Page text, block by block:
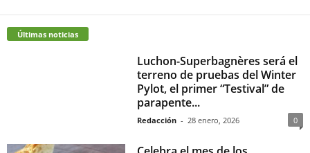
Últimas noticias
Luchon-Superbagnères será el
terreno de pruebas del Winter
Pylot, el primer “Testival” de
parapente...
Redacción - 28 enero, 2026 0